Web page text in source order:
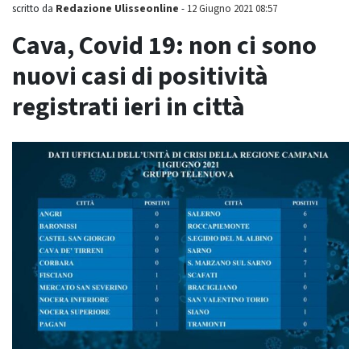
scritto da Redazione Ulisseonline - 12 Giugno 2021 08:57
Cava, Covid 19: non ci sono
nuovi casi di positività
registrati ieri in città